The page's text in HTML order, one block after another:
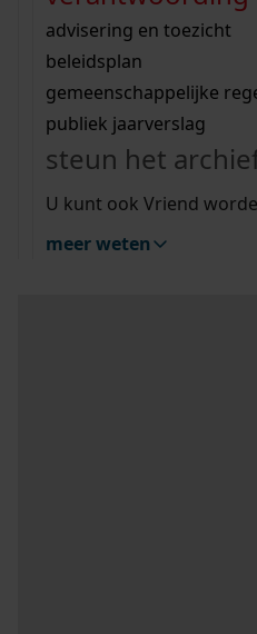
bouwvergunningen
omgevingsvergunningen
vergunningen
beeld en geluid
uitleg nodig?
Wij helpen u op weg met
bekijk alle zoektips
Wij helpen u op weg met
bekijk alle zoektips
bekijk ons
advisering en toezicht
beleidsplan
gemeenschappelijke
publiek jaarverslag
steun het
U kunt ook Vriend
meer weten
Mijn Studiezaal (inloggen)